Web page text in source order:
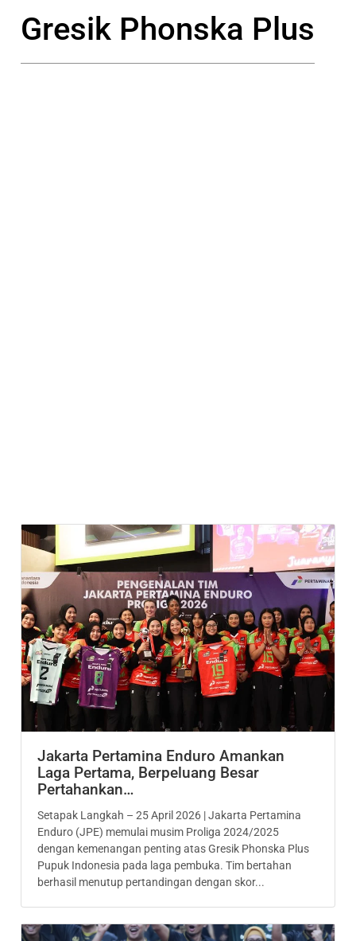
Gresik Phonska Plus
Jakarta Pertamina Enduro Amankan
Laga Pertama, Berpeluang Besar
Pertahankan…
Setapak Langkah – 25 April 2026 | Jakarta Pertamina
Enduro (JPE) memulai musim Proliga 2024/2025
dengan kemenangan penting atas Gresik Phonska Plus
Pupuk Indonesia pada laga pembuka. Tim bertahan
berhasil menutup pertandingan dengan skor...